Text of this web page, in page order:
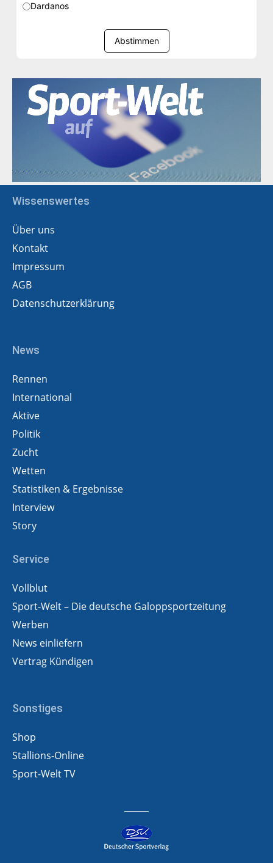
Dardanos
Abstimmen
Wissenswertes
Über uns
Kontakt
Impressum
AGB
Datenschutzerklärung
News
Rennen
International
Aktive
Politik
Zucht
Wetten
Statistiken & Ergebnisse
Interview
Story
Service
Vollblut
Sport-Welt – Die deutsche Galoppsportzeitung
Werben
News einliefern
Vertrag Kündigen
Sonstiges
Shop
Stallions-Online
Sport-Welt TV